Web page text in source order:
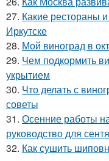
27. Какие рестораны
Иркутске
28. Мой виноград в
29. Чем подкормить
укрытием
30. Что делать с
советы
31. Осенние работы
руководство для
32. Как сушить